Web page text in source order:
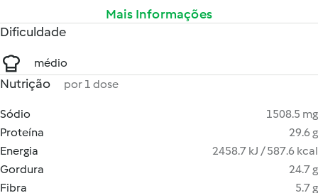
Mais Informações
Dificuldade
médio
Nutrição por 1 dose
Sódio
1508.5 mg
Proteína
29.6 g
Energia
2458.7 kJ / 587.6 kcal
Gordura
24.7 g
Fibra
5.7 g